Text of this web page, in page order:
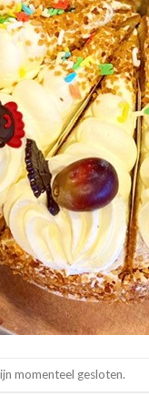
momenteel gesloten.